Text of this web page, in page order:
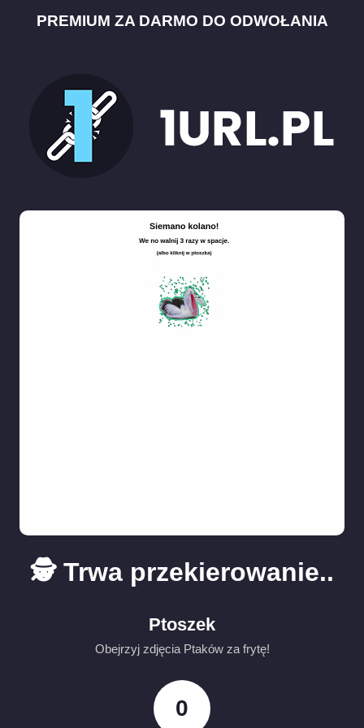
PREMIUM ZA DARMO DO ODWOŁANIA
🕵️ Trwa przekierowanie..
Ptoszek
Obejrzyj zdjęcia Ptaków za frytę!
0